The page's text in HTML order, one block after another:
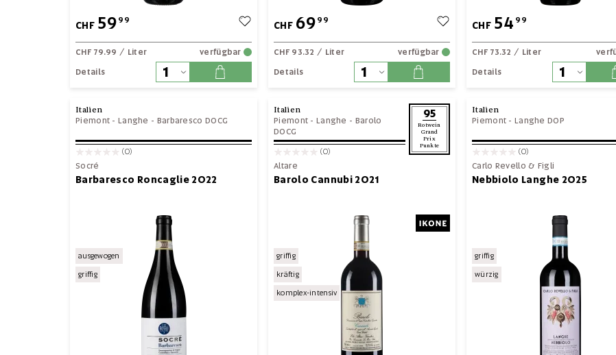
CHF 5999
CHF 79.99 / Liter
verfügbar
Details
CHF 6999
CHF 93.32 / Liter
verfügbar
Details
CHF 54 99
CHF 73.32 / Liter
Details
Italien
Piemont - Langhe - Barbaresco DOCG
(0)
Socré
Barbaresco Roncaglie 2022
ausgewogen
griffig
Italien
Piemont - Langhe - Barolo
DOCG
95
Rotwein
Grand
Prix
Punkte
(0)
Altare
Barolo Cannubi 2021
griffig
kräftig
komplex-intensiv
Italien
Piemont - Langhe DOP
(0)
Carlo Revello & Figli
Nebbiolo Langhe 2025
griffig
würzig